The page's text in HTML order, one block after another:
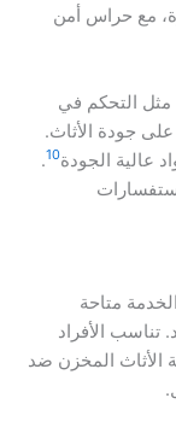
مع حراس أمن
مثل التحكم في
جودة الأثاث.
عالية الجودة10
.
متاحة
تناسب الأفراد
الأثاث المخزن ضد